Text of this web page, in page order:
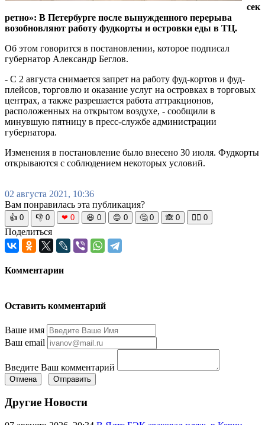
сек
ретно»: В Петербурге после вынужденного перерыва
возобновляют работу фудкорты и островки еды в ТЦ.
Об этом говорится в постановлении, которое подписал
губернатор Александр Беглов.
- С 2 августа снимается запрет на работу фуд-кортов и фуд-
плейсов, торговлю и оказание услуг на островках в торговых
центрах, а также разрешается работа аттракционов,
расположенных на открытом воздухе, - сообщили в
минувшую пятницу в пресс-службе администрации
губернатора.
Изменения в постановление было внесено 30 июля. Фудкорты
открываются с соблюдением некоторых условий.
02 августа 2021, 10:36
Вам понравилась эта публикация?
👍 0 👎 0 ❤ 0 😆 0 😡 0 🤔 0 🙈 0 🧘‍♀️ 0
Поделиться
Комментарии
Оставить комментарий
Ваше имя
Ваш email
Введите Ваш комментарий
Отмена Отправить
Другие Новости